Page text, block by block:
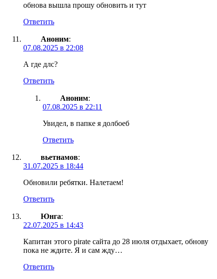
обнова вышла прошу обновить и тут
Ответить
Аноним:
07.08.2025 в 22:08
А где длс?
Ответить
Аноним:
07.08.2025 в 22:11
Увидел, в папке я долбоеб
Ответить
вьетнамов:
31.07.2025 в 18:44
Обновили ребятки. Налетаем!
Ответить
Юнга:
22.07.2025 в 14:43
Капитан этого pirate сайта до 28 июля отдыхает, обнову
пока не ждите. Я и сам жду…
Ответить